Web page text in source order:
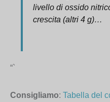
livello di ossido
crescita (altri 4 g)…
“`
Consigliamo: Tabella del